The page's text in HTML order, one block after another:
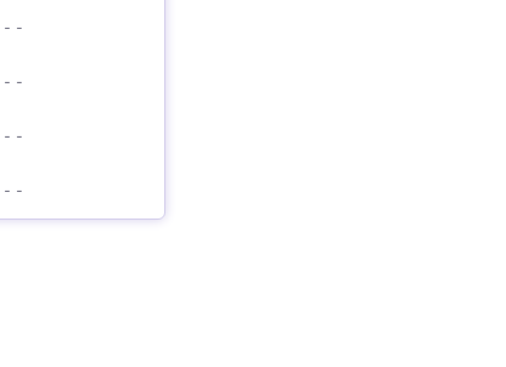
- -
- -
- -
- -